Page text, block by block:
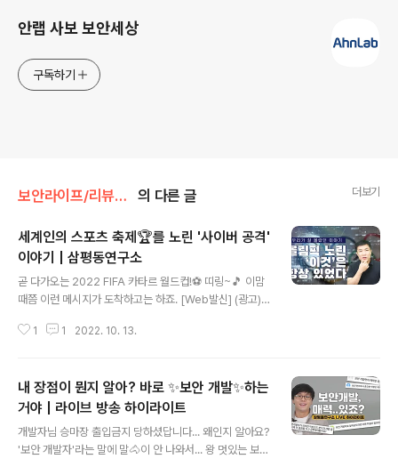
안랩 사보 보안세상
구독하기
보안라이프/리뷰&팁 의 다른 글 더보기
세계인의 스포츠 축제🏆를 노린 '사이버 공격'
이야기 | 삼평동연구소
곧 다가오는 2022 FIFA 카타르 월드컵!⚽ 띠링~🎵 이맘
때쯤 이런 메시지가 도착하고는 하죠. [Web발신] (광고)
지!(한정수량) ↓↓↓↓링크 클릭↓↓↓↓ http://www.
안전하게 보내기 위한 방법을 삼평동연구소에서 알아봅시
다! 삼평동연구소 스마트폰, 컴퓨터 안 쓰시는 분 거의 없으
시죠? 조금만 더 알고 쓰면 스마트한 IT생활을 즐길 수 있
습니다. ◈ 컴퓨터, IT 그리고 보안에 대한 이야기를 쉽고
재미있게 나누고자 합니다 ◈ www.youtube.com
1 1 2022. 10. 13.
내 장점이 뭔지 알아? 바로 ✨보안 개발✨하는
거야 | 라이브 방송 하이라이트
개발자님 승마장 출입금지 당하셨답니다... 왜인지 알아요?
'보안 개발자'라는 말에 말🐴이 안 나와서... 왕 멋있는 보안